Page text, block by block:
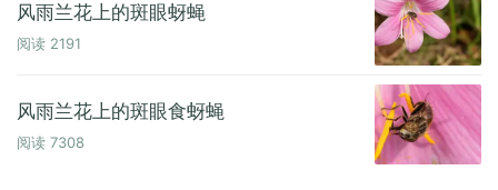
风雨兰花上的斑眼蚜蝇
阅读 2191
风雨兰花上的斑眼食蚜蝇
阅读 7308